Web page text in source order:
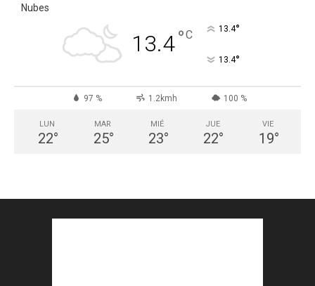
Nubes
13.4°C 13.4°
13.4°
97 % 1.2kmh 100 %
LUN
22°
MAR
25°
MIÉ
23°
JUE
22°
VIE
19°